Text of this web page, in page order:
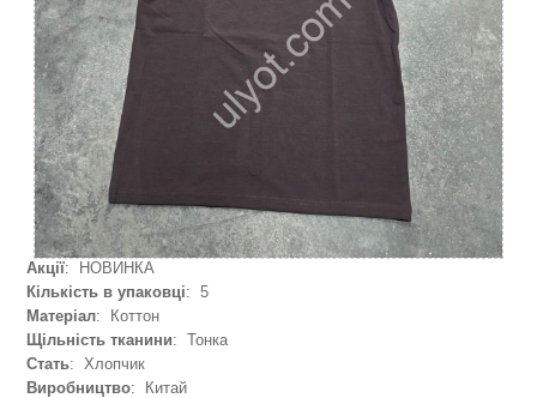
Акції: НОВИНКА
Кількість в упаковці: 5
Матеріал: Коттон
Щільність тканини: Тонка
Стать: Хлопчик
Виробництво: Китай